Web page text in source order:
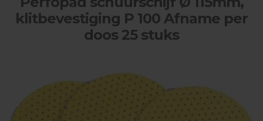
klitbevestiging P 100 Afname per
doos 25 stuks